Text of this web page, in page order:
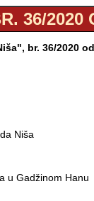
36/2020
br. 36/2020
Niša
u Gadžinom Hanu